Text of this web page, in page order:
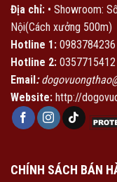
Địa chỉ: • Showroom:
Nội(Cách xưởng 500m)
Hotline 1: 0983784236
Hotline 2: 0357715412
Email :
Website: http://
CHÍNH SÁCH BÁN